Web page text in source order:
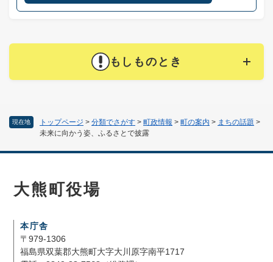
現在地 トップページ > 分類でさがす > 町政情報 > 町の案内 > まちの話題 >
未来に向かう姿、ふるさとで披露
もしものとき
大熊町役場
本庁舎
〒979-1306
福島県双葉郡大熊町大字大川原字南平1717